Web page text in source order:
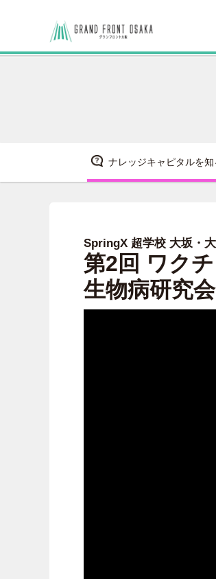
ナレッジキャピタルを知
SpringX 超学校 大坂・
第2回 ワク
生物病研究